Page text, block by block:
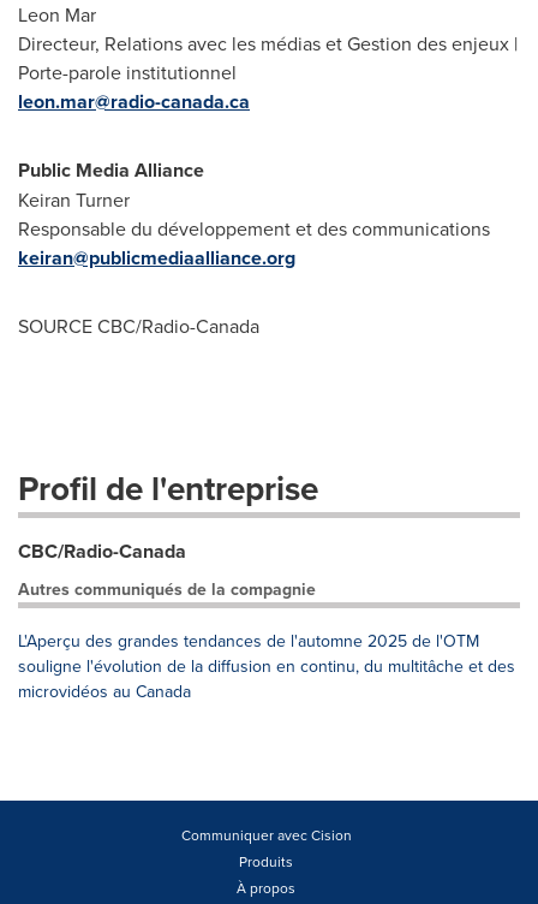
Leon Mar
Directeur, Relations avec les médias et Gestion des enjeux |
Porte-parole institutionnel
leon.mar@radio-canada.ca
Public Media Alliance
Keiran Turner
Responsable du développement et des communications
keiran@publicmediaalliance.org
SOURCE CBC/Radio-Canada
Profil de l'entreprise
CBC/Radio-Canada
Autres communiqués de la compagnie
L'Aperçu des grandes tendances de l'automne 2025 de l'OTM
souligne l'évolution de la diffusion en continu, du multitâche et des
microvidéos au Canada
Communiquer avec Cision
Produits
À propos